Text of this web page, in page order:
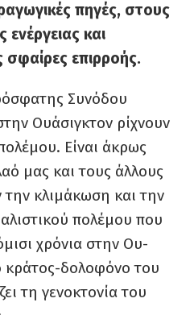
πηγές, στους
και
επιρροής.
Συ­νόδου
Ουάσιγκτον ρίχνουν
Είναι άκρως
μας και τους άλλους
κλιμάκωση και την
πολέμου που
χρόνια στην Ου­
κράτος-δολοφόνο του
τη γενοκτονία του